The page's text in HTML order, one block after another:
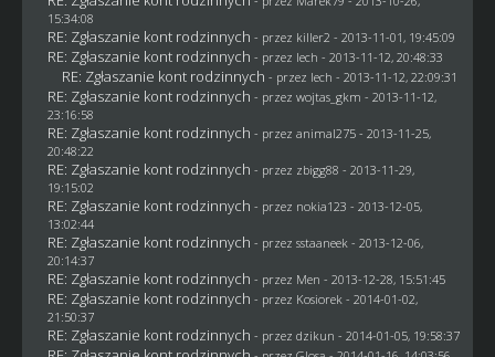
15:34:08
RE: Zgłaszanie kont rodzinnych - przez killer2 - 2013-11-01, 19:45:09
RE: Zgłaszanie kont rodzinnych - przez lech - 2013-11-12, 20:48:33
RE: Zgłaszanie kont rodzinnych - przez lech - 2013-11-12, 22:09:31
RE: Zgłaszanie kont rodzinnych - przez wojtas_gkm - 2013-11-12,
23:16:58
RE: Zgłaszanie kont rodzinnych - przez animal275 - 2013-11-25,
20:48:22
RE: Zgłaszanie kont rodzinnych - przez zbigg88 - 2013-11-29,
19:15:02
RE: Zgłaszanie kont rodzinnych - przez nokia123 - 2013-12-05,
13:02:44
RE: Zgłaszanie kont rodzinnych - przez sstaaneek- 2013-12-06,
20:14:37
RE: Zgłaszanie kont rodzinnych - przez Men - 2013-12-28, 15:51:45
RE: Zgłaszanie kont rodzinnych - przez Kosiorek- 2014-01-02,
21:50:37
RE: Zgłaszanie kont rodzinnych - przez dzikun - 2014-01-05, 19:58:37